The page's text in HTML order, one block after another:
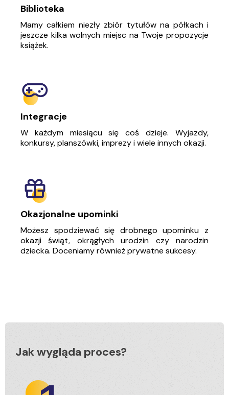
Biblioteka
Mamy całkiem niezły zbiór tytułów na półkach i
jeszcze kilka wolnych miejsc na Twoje propozycje
książek.
Integracje
W każdym miesiącu się coś dzieje. Wyjazdy,
konkursy, planszówki, imprezy i wiele innych okazji.
Okazjonalne upominki
Możesz spodziewać się drobnego upominku z
okazji świąt, okrągłych urodzin czy narodzin
dziecka. Doceniamy również prywatne sukcesy.
Jak wygląda proces?